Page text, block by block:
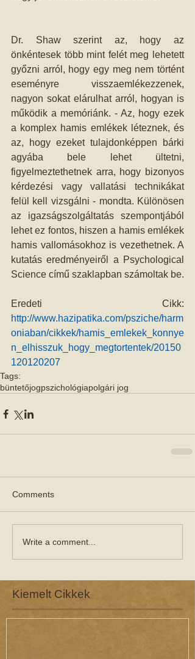
Dr. Shaw szerint az, hogy az
önkéntesek több mint felét meg lehetett
győzni arról, hogy egy meg nem történt
eseményre visszaemlékezzenek,
nagyon sokat elárulhat arról, hogyan is
működik a memóriánk. - Az, hogy ezek
a komplex hamis emlékek léteznek, és
az, hogy ezeket tulajdonképpen bárki
agyába bele lehet ültetni,
figyelmeztethetnek arra, hogy bizonyos
kérdezési vagy vallatási technikákat
felül kell vizsgálni - mondta. Különösen
az igazságszolgáltatás szempontjából
lehet ez fontos, hiszen a hamis emlékek
hamis vallomásokhoz is vezethetnek. A
kutatás eredményeiről a Psychological
Science című szaklapban számoltak be.
http://www.hazipatika.com/psziche/harm
oniaban/cikkek/hamis_emlekek_konnye
n_elhisszuk_hogy_megtortentek/20150
120120207
Tags:
büntetőjogpszichológiapolgári jog
Comments
Write a comment...
Kiemelt Cikkek